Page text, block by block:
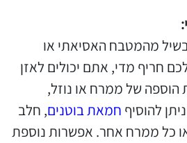
מהמטבח האסיאתי או
חריף מדי, אתם יכולים לאזן
של ממרח או נוזל,
להוסיף חמאת בוטנים, חלב
כל ממרח אחר. אפשרות נוספת